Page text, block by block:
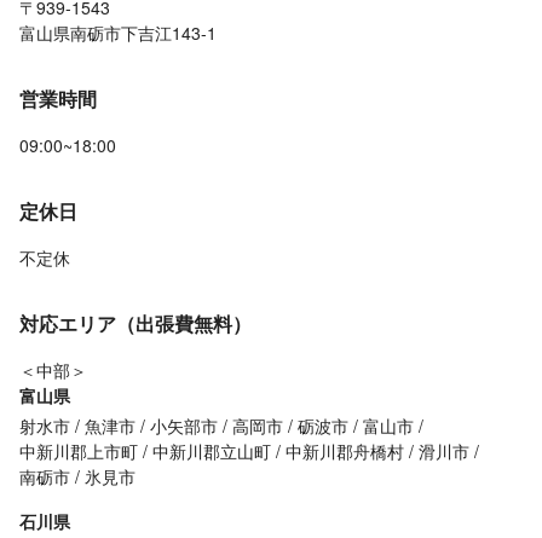
〒939-1543
富山県南砺市下吉江143-1
営業時間
09:00~18:00
定休日
不定休
対応エリア（出張費無料）
＜中部＞
富山県
射水市 魚津市 小矢部市 高岡市 砺波市 富山市
中新川郡上市町 中新川郡立山町 中新川郡舟橋村 滑川市
南砺市 氷見市
石川県